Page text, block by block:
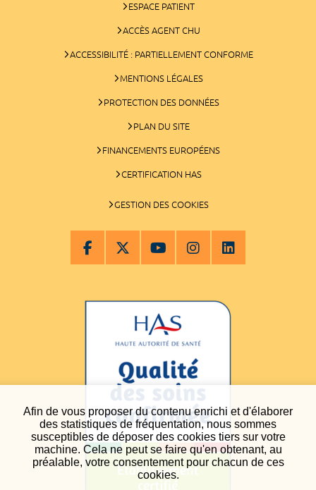
Afin de vous proposer du contenu enrichi et d'élaborer
des statistiques de fréquentation, nous sommes
susceptibles de déposer des cookies tiers sur votre
machine. Cela ne peut se faire qu'en obtenant, au
préalable, votre consentement pour chacun de ces
cookies.
ESPACE PATIENT
ACCÈS AGENT CHU
ACCESSIBILITÉ : PARTIELLEMENT CONFORME
MENTIONS LÉGALES
PROTECTION DES DONNÉES
PLAN DU SITE
FINANCEMENTS EUROPÉENS
CERTIFICATION HAS
GESTION DES COOKIES